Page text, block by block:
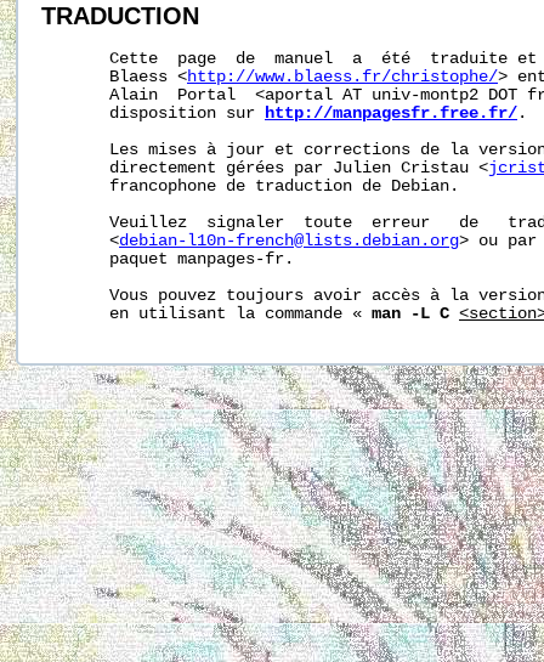
TRADUCTION
Cette  page  de  manuel  a  été  traduite
       Blaess <
http://www.blaess.fr/christophe/>
Alain  Portal  <aportal AT univ-montp2 DOT
       disposition sur
http://manpagesfr.free.fr/ .
Les mises à jour et corrections de la
       directement gérées par Julien Cristau <
       francophone de traduction de Debian.
Veuillez  signaler  toute  erreur   de
       <
debian-l10n-french@lists.debian.org> ou par
       paquet manpages-fr.
Vous pouvez toujours avoir accès à la
       en utilisant la commande «
man -L C